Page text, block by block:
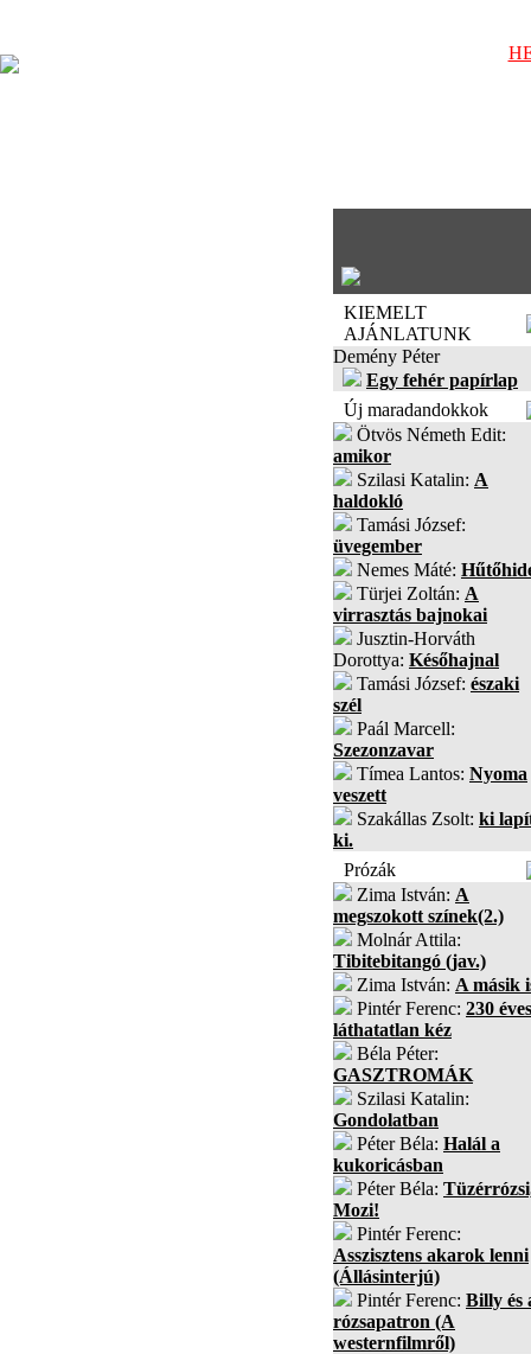
KIEMELT
AJÁNLATUNK
Demény Péter
Egy fehér papírlap
Új maradandokkok
Ötvös Németh Edit:
amikor
Szilasi Katalin: A
haldokló
Tamási József:
üvegember
Nemes Máté:
Türjei Zoltán: A
virrasztás bajnokai
Jusztin-Horváth
Dorottya: Későhajnal
Tamási József: északi
szél
Paál Marcell:
Szezonzavar
Tímea Lantos: Nyoma
veszett
Szakállas Zsolt: ki
ki.
Prózák
Zima István: A
megszokott színek(2.)
Molnár Attila:
Tibitebitangó (jav.)
Zima István: A másik
Pintér Ferenc: 230
láthatatlan kéz
Béla Péter:
GASZTROMÁK
Szilasi Katalin:
Gondolatban
Péter Béla: Halál a
kukoricásban
Péter Béla:
Mozi!
Pintér Ferenc:
Asszisztens akarok lenni
(Állásinterjú)
Pintér Ferenc: Billy és
rózsapatron (A
westernfilmről)